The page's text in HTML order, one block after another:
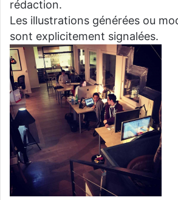
rédaction.
Les illustrations générées ou
sont explicitement signalées.